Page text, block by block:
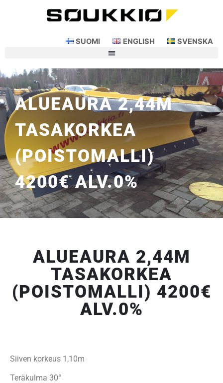
SUOMI ENGLISH SVENSKA
ALUEAURA 2,44M
TASAKORKEA
(POISTOMALLI)
4200€ ALV.0%
ALUEAURA 2,44M
TASAKORKEA
(POISTOMALLI) 4200€
ALV.0%
Siiven korkeus 1,10m
Teräkulma 30°